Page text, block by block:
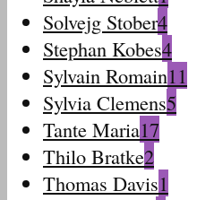
Solvejg Stober4
Stephan Kobes4
Sylvain Romain11
Sylvia Clemens5
Tante Maria17
Thilo Bratke2
Thomas Davis1